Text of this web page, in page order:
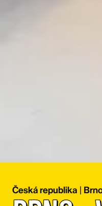
Česká republika |